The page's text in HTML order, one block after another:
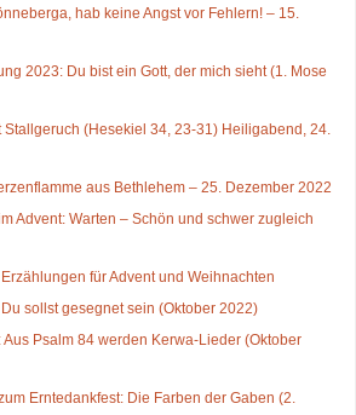
hab keine Angst vor Fehlern! – 15.
2023: Du bist ein Gott, der mich sieht (1. Mose
Stallgeruch (Hesekiel 34, 23-31) Heiligabend, 24.
aus Bethlehem – 25. Dezember 2022
Advent: Warten – Schön und schwer zugleich
für Advent und Weihnachten
sollst gesegnet sein (Oktober 2022)
Aus Psalm 84 werden Kerwa-Lieder (Oktober
Erntedankfest: Die Farben der Gaben (2.